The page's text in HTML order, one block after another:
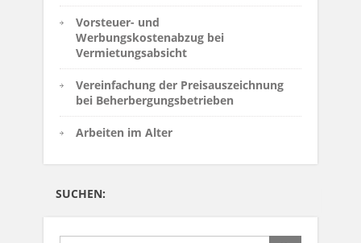
Vorsteuer- und
Werbungskostenabzug bei
Vermietungsabsicht
Vereinfachung der Preisauszeichnung
bei Beherbergungsbetrieben
Arbeiten im Alter
SUCHEN: